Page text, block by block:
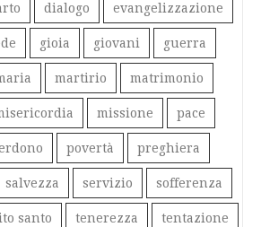
dialogo evangelizzazione
gioia giovani guerra
martirio matrimonio
missione pace
povertà preghiera
salvezza servizio sofferenza
santo tenerezza tentazione